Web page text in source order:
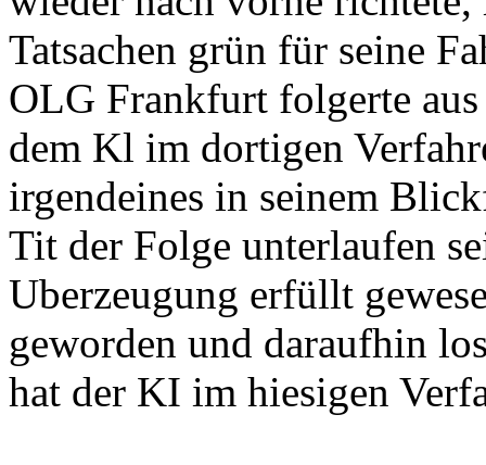
Tatsachen grün für seine
OLG Frankfurt folgerte
dem Kl im dortigen
irgendeines in seinem
Tit der Folge unterlaufen
Uberzeugung erfüllt
geworden und daraufhin
hat der KI im hiesigen